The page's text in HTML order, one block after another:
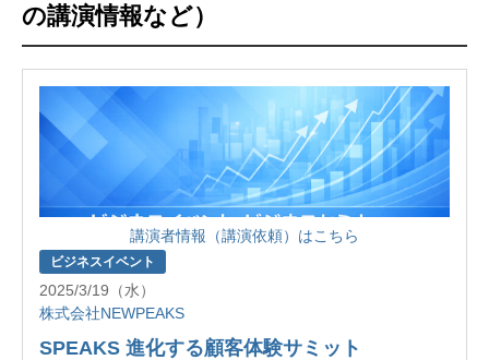
の講演情報など）
講演者情報（講演依頼）はこちら
ビジネスイベント
2025/3/19（水）
株式会社NEWPEAKS
SPEAKS 進化する顧客体験サミット